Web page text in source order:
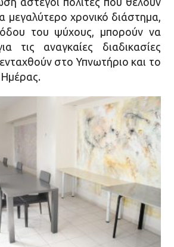
μεγαλύτερο χρονικό διάστημα,
του ψύχους, μπορούν να
τις αναγκαίες διαδικασίες
στο Υπνωτήριο και το